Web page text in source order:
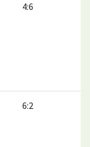
4:6
6:2